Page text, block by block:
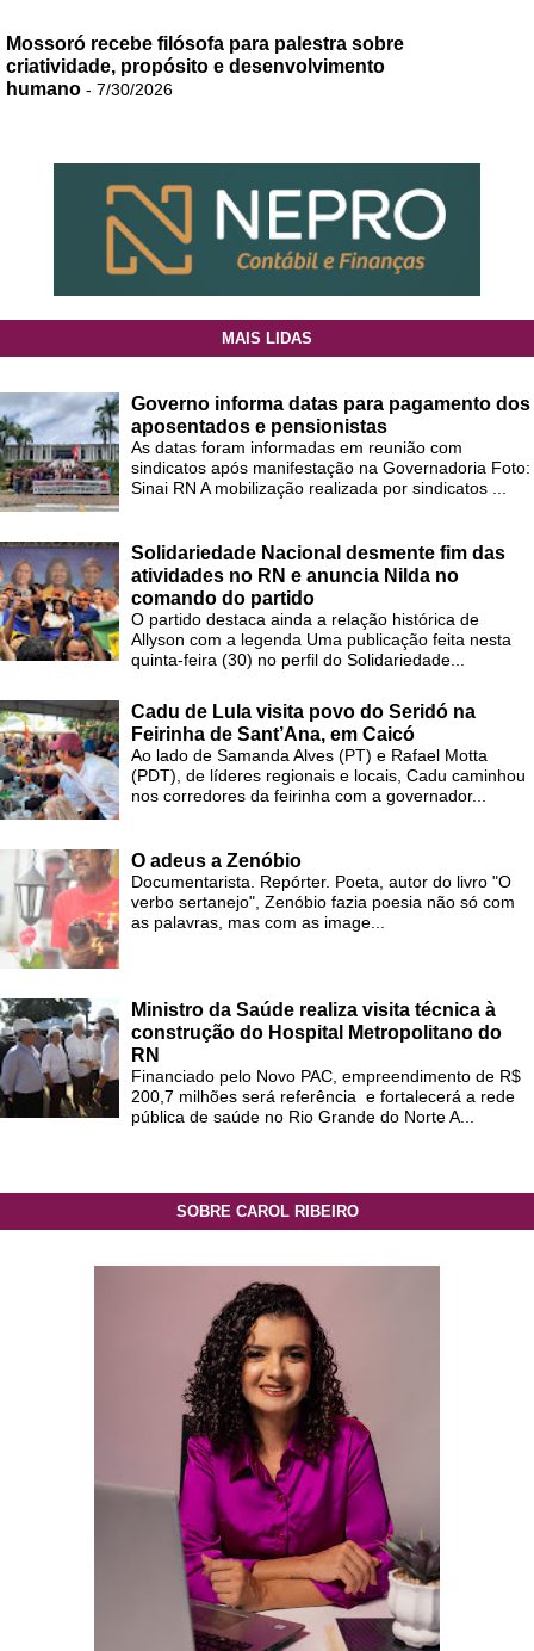
Mossoró recebe filósofa para palestra sobre
criatividade, propósito e desenvolvimento
humano - 7/30/2026
MAIS LIDAS
Governo informa datas para pagamento dos
aposentados e pensionistas
As datas foram informadas em reunião com
sindicatos após manifestação na Governadoria Foto:
Sinai RN A mobilização realizada por sindicatos ...
Solidariedade Nacional desmente fim das
atividades no RN e anuncia Nilda no
comando do partido
O partido destaca ainda a relação histórica de
Allyson com a legenda Uma publicação feita nesta
quinta-feira (30) no perfil do Solidariedade...
Cadu de Lula visita povo do Seridó na
Feirinha de Sant’Ana, em Caicó
Ao lado de Samanda Alves (PT) e Rafael Motta
(PDT), de líderes regionais e locais, Cadu caminhou
nos corredores da feirinha com a governador...
O adeus a Zenóbio
Documentarista. Repórter. Poeta, autor do livro "O
verbo sertanejo", Zenóbio fazia poesia não só com
as palavras, mas com as image...
Ministro da Saúde realiza visita técnica à
construção do Hospital Metropolitano do
RN
Financiado pelo Novo PAC, empreendimento de R$
200,7 milhões será referência e fortalecerá a rede
pública de saúde no Rio Grande do Norte A...
SOBRE CAROL RIBEIRO